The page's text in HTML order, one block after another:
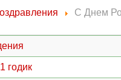
С Днем
годик